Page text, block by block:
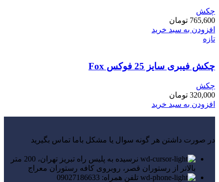
چکش
765,600 تومان
افزودن به سبد خرید
تازه
چکش فیبری سایز 25 فوکس Fox
چکش
320,000 تومان
افزودن به سبد خرید
در صورت داشتن هر گونه سوال یا مشکل باما تماس بگیرید
نرسیده به پلیس راه تبریز تهران، 200 متر
بالاتر از رستوران قصر، روبروی کافه رستوران معراج
تلفن همراه: 09027186633